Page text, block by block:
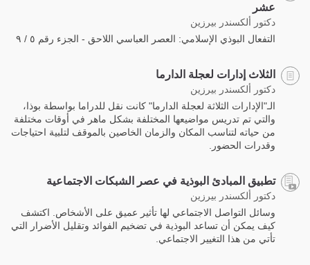
عشر
دكتور ألكسندر بيرزين
التفعال البوذي الإسلامي: العصر العباسي اللاحق - الجزء رقم ٥ / ٩
الثلاث إدارات لعجلة الدارما
دكتور ألكسندر بيرزين
الـ"الإدارات الثلاثة لعجلة الدارما" كانت نقل للدراما بواسطة بوذا،
والتي تم تدريس مواضيعها المختلفة بشكل ماهر في أوقات مختلفة
من حياته لتناسب المكان والزمان الخاصين بالموقف لتلبية احتياجات
وقدرات الحضور.
تطبيق المبادئ البوذية في عصر الشبكات الاجتماعية
دكتور ألكسندر بيرزين
وسائل التواصل الاجتماعي لها تأثير عميق على الأشخاص. اكتشف
كيف يمكن أن تساعد البوذية في تضخيم الفوائد وتقليل الأضرار التي
تأتي من هذا التغيير الاجتماعي.